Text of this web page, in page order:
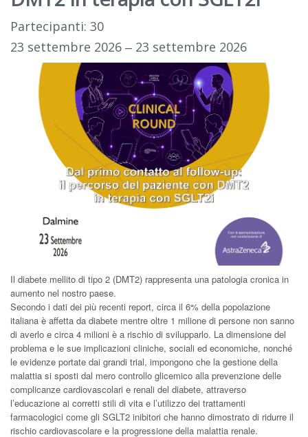
Partecipanti: 30
23 settembre 2026 ‒ 23 settembre 2026
Il diabete mellito di tipo 2 (DMT2) rappresenta una patologia cronica in
aumento nel nostro paese.
Secondo i dati dei più recenti report, circa il 6% della popolazione
italiana è affetta da diabete mentre oltre 1 milione di persone non sanno
di averlo e circa 4 milioni è a rischio di svilupparlo. La dimensione del
problema e le sue implicazioni cliniche, sociali ed economiche, nonché
le evidenze portate dai grandi trial, impongono che la gestione della
malattia si sposti dal mero controllo glicemico alla prevenzione delle
complicanze cardiovascolari e renali del diabete, attraverso
l’educazione ai corretti stili di vita e l’utilizzo dei trattamenti
farmacologici come gli SGLT2 inibitori che hanno dimostrato di ridurre il
rischio cardiovascolare e la progressione della malattia renale.